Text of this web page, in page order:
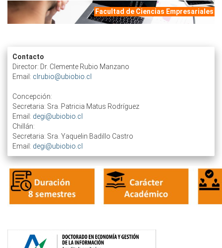
Facultad de Ciencias Empresariales
Contacto
Director: Dr. Clemente Rubio Manzano
Email: clrubio@ubiobio.cl
Concepción:
Secretaria: Sra. Patricia Matus Rodríguez
Email: degi@ubiobio.cl
Chillán:
Secretaria: Sra. Yaquelin Badillo Castro
Email: degi@ubiobio.cl